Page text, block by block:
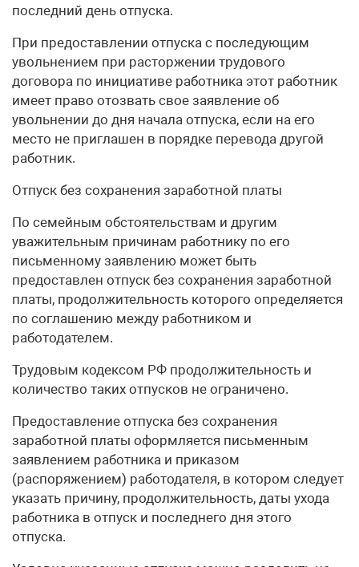
последний день отпуска.
При предоставлении отпуска с последующим
увольнением при расторжении трудового
договора по инициативе работника этот работник
имеет право отозвать свое заявление об
увольнении до дня начала отпуска, если на его
место не приглашен в порядке перевода другой
работник.
Отпуск без сохранения заработной платы
По семейным обстоятельствам и другим
уважительным причинам работнику по его
письменному заявлению может быть
предоставлен отпуск без сохранения заработной
платы, продолжительность которого определяется
по соглашению между работником и
работодателем.
Трудовым кодексом РФ продолжительность и
количество таких отпусков не ограничено.
Предоставление отпуска без сохранения
заработной платы оформляется письменным
заявлением работника и приказом
(распоряжением) работодателя, в котором следует
указать причину, продолжительность, даты ухода
работника в отпуск и последнего дня этого
отпуска.